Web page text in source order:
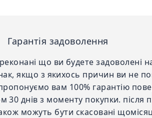
Гарантія задоволення
що ви будете задоволені
якщо з якихось причин ви не
вам 100% гарантію
30 днів з моменту покупки. після
можуть бути скасовані